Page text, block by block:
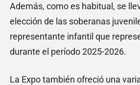
Además, como es habitual, se
elección de las soberanas
representante infantil que
durante el período 2025-2026.
La Expo también ofreció una